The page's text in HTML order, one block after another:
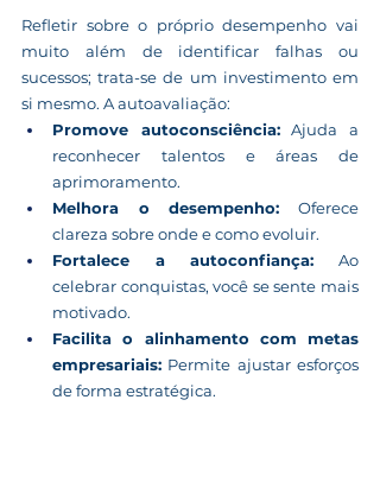
Refletir sobre o próprio desempenho vai
muito além de identificar falhas ou
sucessos; trata-se de um investimento em
si mesmo. A autoavaliação:
Promove autoconsciência: Ajuda a
reconhecer talentos e áreas de
aprimoramento.
Melhora o desempenho: Oferece
clareza sobre onde e como evoluir.
Fortalece a autoconfiança: Ao
celebrar conquistas, você se sente mais
motivado.
Facilita o alinhamento com metas
empresariais: Permite ajustar esforços
de forma estratégica.